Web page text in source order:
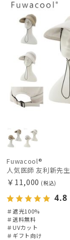
Fuwacool®
￥11,000 (税込)
4.8
＃遮光100%
＃送料無料
＃UVカット
＃ギフト向け